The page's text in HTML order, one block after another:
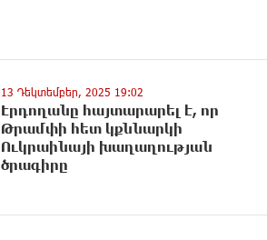
13 Դեկտեմբեր, 2025 19:02
Էրդողանը հայտարարել է, որ
Թրամփի հետ կքննարկի
Ուկրաինայի խաղաղության
ծրագիրը